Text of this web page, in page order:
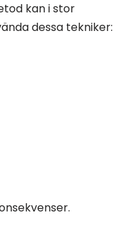
kan i stor
dessa tekniker: